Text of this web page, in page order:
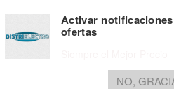
Activar
ofertas
NO,